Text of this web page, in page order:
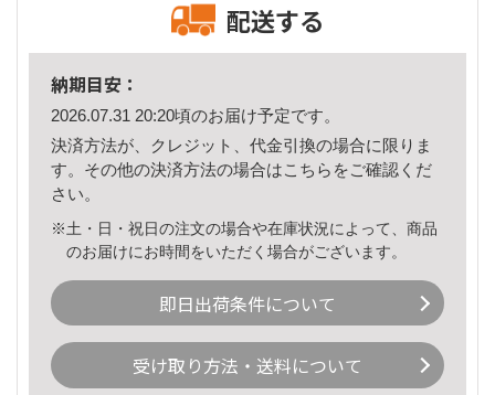
配送する
納期目安：
2026.07.31 20:20頃のお届け予定です。
決済方法が、クレジット、代金引換の場合に限りま
す。その他の決済方法の場合はこちら をご確認くだ
さい。
※土・日・祝日の注文の場合や在庫状況によって、商品
のお届けにお時間をいただく場合がございます。
即日出荷条件について
受け取り方法・送料について